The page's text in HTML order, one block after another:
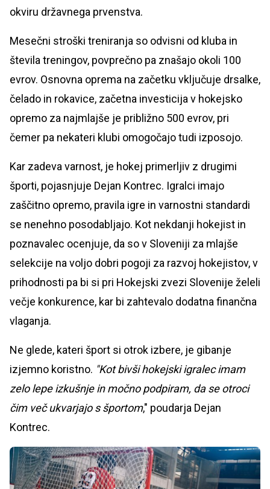
okviru državnega prvenstva.
Mesečni stroški treniranja so odvisni od kluba in
števila treningov, povprečno pa znašajo okoli 100
evrov. Osnovna oprema na začetku vključuje drsalke,
čelado in rokavice, začetna investicija v hokejsko
opremo za najmlajše je približno 500 evrov, pri
čemer pa nekateri klubi omogočajo tudi izposojo.
Kar zadeva varnost, je hokej primerljiv z drugimi
športi, pojasnjuje Dejan Kontrec. Igralci imajo
zaščitno opremo, pravila igre in varnostni standardi
se nenehno posodabljajo. Kot nekdanji hokejist in
poznavalec ocenjuje, da so v Sloveniji za mlajše
selekcije na voljo dobri pogoji za razvoj hokejistov, v
prihodnosti pa bi si pri Hokejski zvezi Slovenije želeli
večje konkurence, kar bi zahtevalo dodatna finančna
vlaganja.
Ne glede, kateri šport si otrok izbere, je gibanje
izjemno koristno. "Kot bivši hokejski igralec imam
zelo lepe izkušnje in močno podpiram, da se otroci
čim več ukvarjajo s športom," poudarja Dejan
Kontrec.